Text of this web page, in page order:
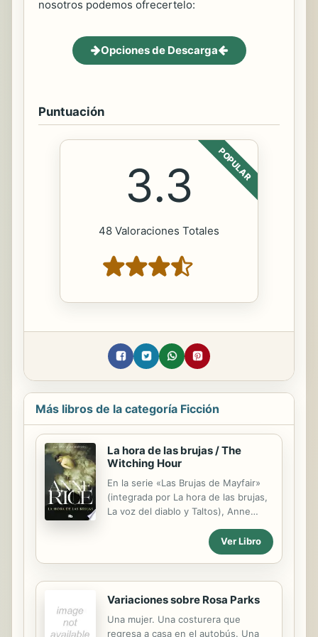
nosotros podemos ofrecertelo:
Opciones de Descarga
Puntuación
POPULAR
3.3
48 Valoraciones Totales
Más libros de la categoría Ficción
La hora de las brujas / The
Witching Hour
En la serie «Las Brujas de Mayfair»
(integrada por La hora de las brujas,
La voz del diablo y Taltos), Anne
vampiro, toma de nuevo las voces de
otros mundos para retratar la
conformar todo un universo
mitológico hipnótico, oscuro y, al
las brujas es una fascinante e
Ver Libro
Variaciones sobre Rosa Parks
Una mujer. Una costurera que
regresa a casa en el autobús. Una